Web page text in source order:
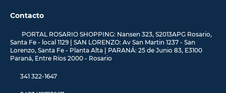
Contacto
PORTAL ROSARIO SHOPPING: Nansen 323, S2013APG Rosario,
Santa Fe - local 1129 | SAN LORENZO: Av San Martin 1237 - San
Lorenzo, Santa Fe - Planta Alta | PARANÁ: 25 de Junio 83, E3100
Paraná, Entre Ríos 2000 - Rosario
341 322-1647